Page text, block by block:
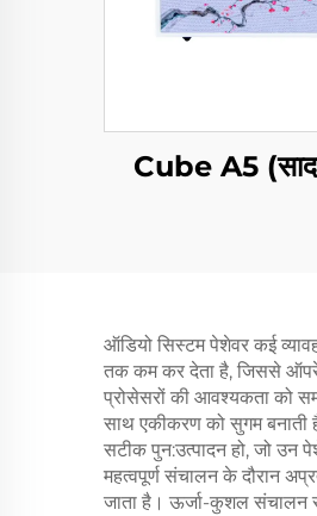
Cube A5
ऑडियो सिस्टम पेशेवर कई
तक कम कर देता है, जिससे
प्रोसेसरों की आवश्यकता को
साथ एकीकरण को सुगम बनाती
सटीक पुन:उत्पादन हो, जो उन
महत्वपूर्ण संचालन के दौरान
जाता है। ऊर्जा-कुशल संचालन